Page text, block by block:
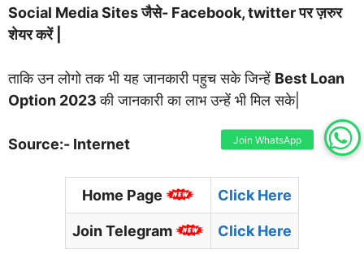
Social Media Sites जैसे- Facebook, twitter पर ज़रुर
शेयर करें |
ताकि उन लोगो तक भी यह जानकारी पहुच सके जिन्हें Best Loan
Option 2023की जानकारी का लाभ उन्हें भी मिल सके|
Source:- Internet
Home Page Click Here
Join Telegram Click Here
Join WhatsApp